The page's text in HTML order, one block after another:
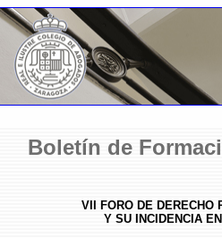
Boletín de
VII FORO DE DERECHO
Y SU INCIDENCIA